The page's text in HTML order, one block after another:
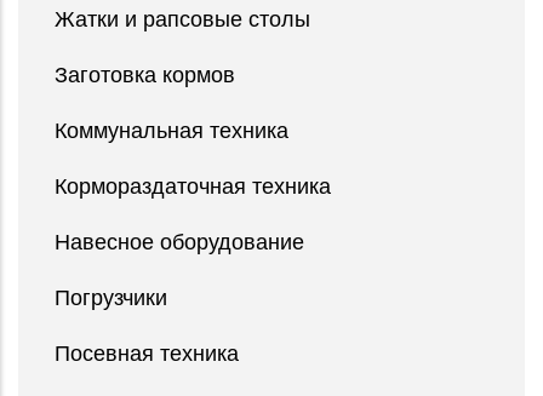
Жатки и рапсовые столы
Заготовка кормов
Коммунальная техника
Кормораздаточная техника
Навесное оборудование
Погрузчики
Посевная техника